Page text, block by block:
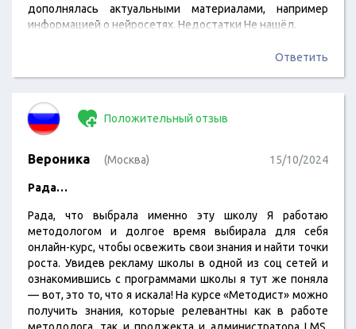
дополнялась актуальными материалами, например
информацией о нейросетях. Недостатки Не нашёл.
Ответить
Положительный отзыв
Вероника (Москва) 15/10/2024
Рада…
Рада, что выбрала именно эту школу Я работаю
методологом и долгое время выбирала для себя
онлайн-курс, чтобы освежить свои знания и найти точки
роста. Увидев рекламу школы в одной из соц сетей и
ознакомившись с программами школы я тут же поняла
— вот, это то, что я искала! На курсе «Методист» можно
получить знания, которые релевантны как в работе